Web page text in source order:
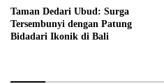
Taman Dedari Ubud: Surga
Tersembunyi dengan Patung
Bidadari Ikonik di Bali